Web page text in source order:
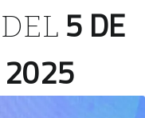
5 DE
2025